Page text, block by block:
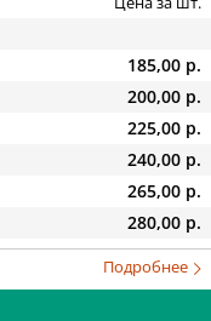
185,00 р.
200,00 р.
225,00 р.
240,00 р.
265,00 р.
280,00 р.
Подробнее